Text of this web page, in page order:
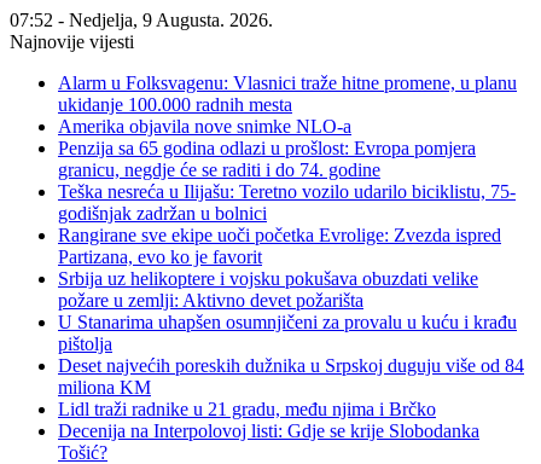
07:52 - Nedjelja, 9 Augusta. 2026.
Najnovije vijesti
Alarm u Folksvagenu: Vlasnici traže hitne promene, u planu
ukidanje 100.000 radnih mesta
Amerika objavila nove snimke NLO-a
Penzija sa 65 godina odlazi u prošlost: Evropa pomjera
granicu, negdje će se raditi i do 74. godine
Teška nesreća u Ilijašu: Teretno vozilo udarilo biciklistu, 75-
godišnjak zadržan u bolnici
Rangirane sve ekipe uoči početka Evrolige: Zvezda ispred
Partizana, evo ko je favorit
Srbija uz helikoptere i vojsku pokušava obuzdati velike
požare u zemlji: Aktivno devet požarišta
U Stanarima uhapšen osumnjičeni za provalu u kuću i krađu
pištolja
Deset najvećih poreskih dužnika u Srpskoj duguju više od 84
miliona KM
Lidl traži radnike u 21 gradu, među njima i Brčko
Decenija na Interpolovoj listi: Gdje se krije Slobodanka
Tošić?